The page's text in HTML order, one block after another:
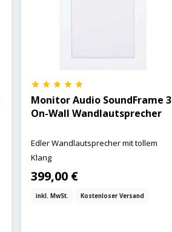
Monitor Audio SoundFrame 3
On-Wall Wandlautsprecher
Edler Wandlautsprecher mit tollem
Klang
399,00 €
inkl. MwSt. Kostenloser Versand